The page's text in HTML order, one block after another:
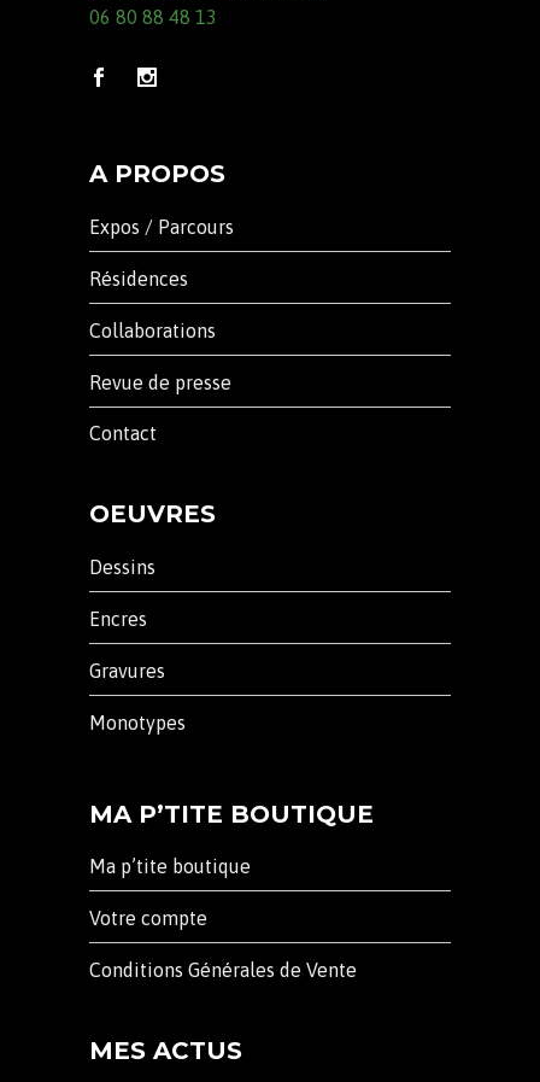
06 80 88 48 13
A PROPOS
Expos / Parcours
Résidences
Collaborations
Revue de presse
Contact
OEUVRES
Dessins
Encres
Gravures
Monotypes
MA P’TITE BOUTIQUE
Ma p’tite boutique
Votre compte
Conditions Générales de Vente
MES ACTUS